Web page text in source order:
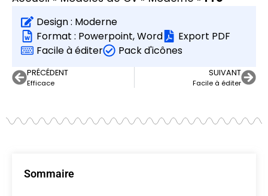
Design : Moderne
Format : Powerpoint,Word
Export PDF
Facile à éditer
Pack d'icônes
PRÉCÉDENT
Efficace
SUIVANT
Facile à éditer
Sommaire